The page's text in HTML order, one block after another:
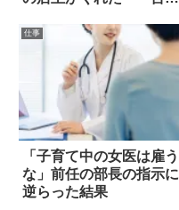
仕事
「子育て中の女医は雇う
な」前任の部長の指示に
逆らった結果